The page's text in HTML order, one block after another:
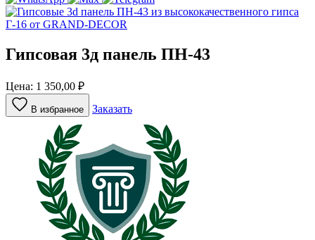
Гипсовая 3д панель ПН-43
Цена: 1 350,00 ₽
В избранное Заказать